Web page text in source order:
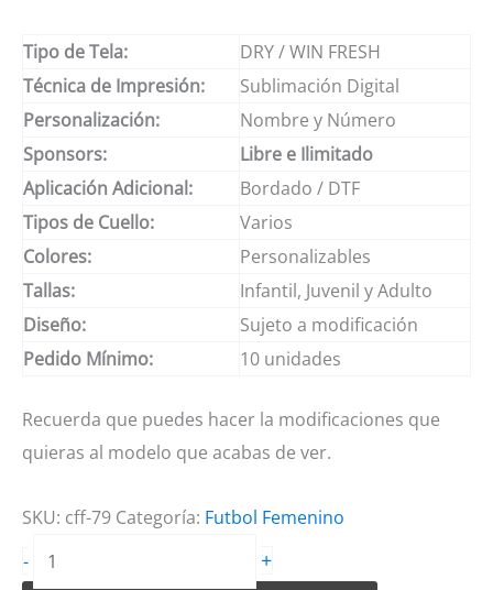
Tipo de Tela:
DRY / WIN FRESH
Técnica de Impresión:
Sublimación Digital
Personalización:
Nombre y Número
Sponsors:
Libre e Ilimitado
Aplicación Adicional:
Bordado / DTF
Tipos de Cuello:
Varios
Colores:
Personalizables
Tallas:
Infantil, Juvenil y Adulto
Diseño:
Sujeto a modificación
Pedido Mínimo:
10 unidades
Recuerda que puedes hacer la modificaciones que
quieras al modelo que acabas de ver.
SKU: cff-79 Categoría: Futbol Femenino
-
Camiseta
de
+